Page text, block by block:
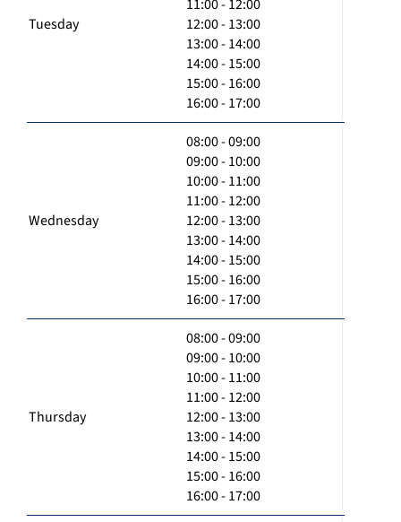
Tuesday
11:00 - 12:00
12:00 - 13:00
13:00 - 14:00
14:00 - 15:00
15:00 - 16:00
16:00 - 17:00
Wednesday
08:00 - 09:00
09:00 - 10:00
10:00 - 11:00
11:00 - 12:00
12:00 - 13:00
13:00 - 14:00
14:00 - 15:00
15:00 - 16:00
16:00 - 17:00
Thursday
08:00 - 09:00
09:00 - 10:00
10:00 - 11:00
11:00 - 12:00
12:00 - 13:00
13:00 - 14:00
14:00 - 15:00
15:00 - 16:00
16:00 - 17:00